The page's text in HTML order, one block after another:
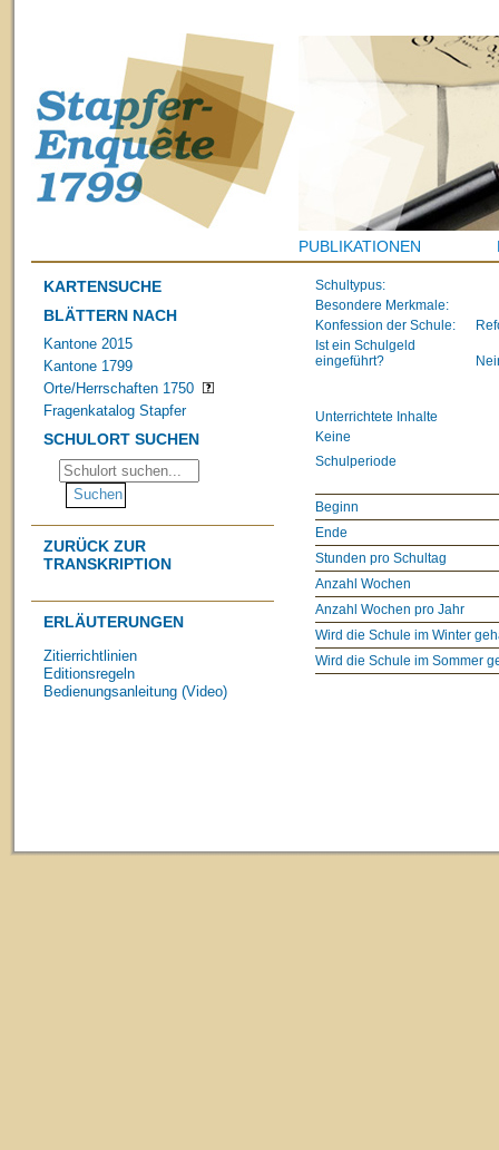
PUBLIKATIONEN
KARTENSUCHE
BLÄTTERN NACH
Kantone 2015
Kantone 1799
Orte/Herrschaften 1750
Fragenkatalog Stapfer
SCHULORT SUCHEN
ZURÜCK ZUR
TRANSKRIPTION
ERLÄUTERUNGEN
Zitierrichtlinien
Editionsregeln
Bedienungsanleitung (Video)
Schultypus:
Besondere Merkmale:
Konfession der Schule:
Ist ein Schulgeld
eingeführt?
Unterrichtete Inhalte
Keine
Schulperiode
Beginn
Ende
Stunden pro Schultag
Anzahl Wochen
Anzahl Wochen pro Jahr
Wird die Schule im Winter
Wird die Schule im Sommer